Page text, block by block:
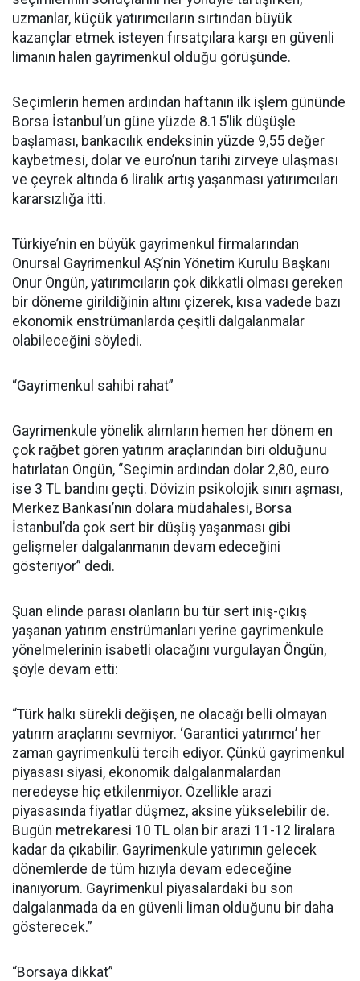
uzmanlar, küçük yatırımcıların sırtından büyük
kazançlar etmek isteyen fırsatçılara karşı en güvenli
limanın halen gayrimenkul olduğu görüşünde.
Seçimlerin hemen ardından haftanın ilk işlem gününde
Borsa İstanbul’un güne yüzde 8.15’lik düşüşle
başlaması, bankacılık endeksinin yüzde 9,55 değer
kaybetmesi, dolar ve euro’nun tarihi zirveye ulaşması
ve çeyrek altında 6 liralık artış yaşanması yatırımcıları
kararsızlığa itti.
Türkiye’nin en büyük gayrimenkul firmalarından
Onursal Gayrimenkul AŞ’nin Yönetim Kurulu Başkanı
Onur Öngün, yatırımcıların çok dikkatli olması gereken
bir döneme girildiğinin altını çizerek, kısa vadede bazı
ekonomik enstrümanlarda çeşitli dalgalanmalar
olabileceğini söyledi.
“Gayrimenkul sahibi rahat”
Gayrimenkule yönelik alımların hemen her dönem en
çok rağbet gören yatırım araçlarından biri olduğunu
hatırlatan Öngün, “Seçimin ardından dolar 2,80, euro
ise 3 TL bandını geçti. Dövizin psikolojik sınırı aşması,
Merkez Bankası’nın dolara müdahalesi, Borsa
İstanbul’da çok sert bir düşüş yaşanması gibi
gelişmeler dalgalanmanın devam edeceğini
gösteriyor” dedi.
Şuan elinde parası olanların bu tür sert iniş-çıkış
yaşanan yatırım enstrümanları yerine gayrimenkule
yönelmelerinin isabetli olacağını vurgulayan Öngün,
şöyle devam etti:
“Türk halkı sürekli değişen, ne olacağı belli olmayan
yatırım araçlarını sevmiyor. ‘Garantici yatırımcı’ her
zaman gayrimenkulü tercih ediyor. Çünkü gayrimenkul
piyasası siyasi, ekonomik dalgalanmalardan
neredeyse hiç etkilenmiyor. Özellikle arazi
piyasasında fiyatlar düşmez, aksine yükselebilir de.
Bugün metrekaresi 10 TL olan bir arazi 11-12 liralara
kadar da çıkabilir. Gayrimenkule yatırımın gelecek
dönemlerde de tüm hızıyla devam edeceğine
inanıyorum. Gayrimenkul piyasalardaki bu son
dalgalanmada da en güvenli liman olduğunu bir daha
gösterecek.”
“Borsaya dikkat”